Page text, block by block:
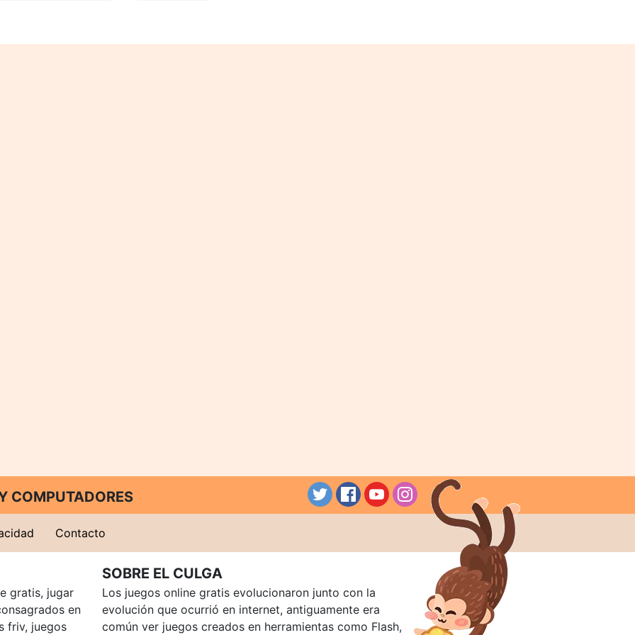
COMPUTADORES
Contacto
gratis, jugar
en
friv, juegos
SOBRE EL CULGA
Los juegos online gratis evolucionaron junto con la
evolución que ocurrió en internet, antiguamente era
común ver juegos creados en herramientas como Flash,